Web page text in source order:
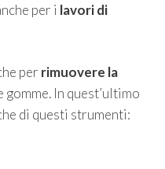
per i lavori di
per rimuovere la
gomme. In quest’ultimo
di questi strumenti: